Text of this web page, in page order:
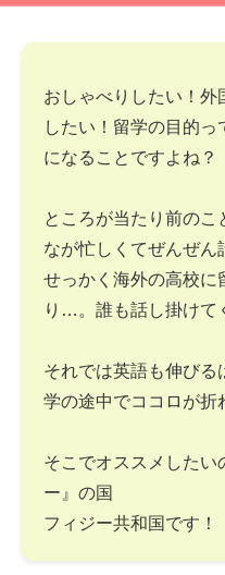
おしゃべりしたい！外
したい！留学の目的っ
になることですよね？
ところが当たり前の
なが忙しくてぜんぜん
せっかく海外の高校に
り…。誰も話し掛けて
それでは英語も伸びる
学の途中でココロが折
そこでオススメしたい
ー』の国
フィジー共和国です！